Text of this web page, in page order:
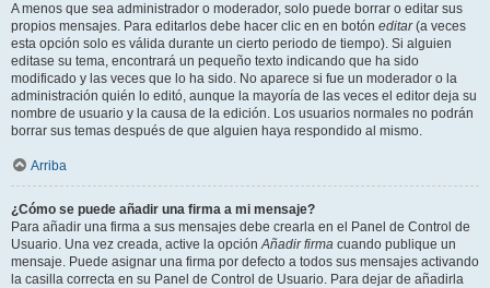
A menos que sea administrador o moderador, solo puede borrar o editar sus
propios mensajes. Para editarlos debe hacer clic en en botón editar(a veces
esta opción solo es válida durante un cierto periodo de tiempo). Si alguien
editase su tema, encontrará un pequeño texto indicando que ha sido
modificado y las veces que lo ha sido. No aparece si fue un moderador o la
administración quién lo editó, aunque la mayoría de las veces el editor deja su
nombre de usuario y la causa de la edición. Los usuarios normales no podrán
borrar sus temas después de que alguien haya respondido al mismo.
Arriba
¿Cómo se puede añadir una firma a mi mensaje?
Para añadir una firma a sus mensajes debe crearla en el Panel de Control de
Usuario. Una vez creada, active la opciónAñadir firma cuando publique un
mensaje. Puede asignar una firma por defecto a todos sus mensajes activando
la casilla correcta en su Panel de Control de Usuario. Para dejar de añadirla